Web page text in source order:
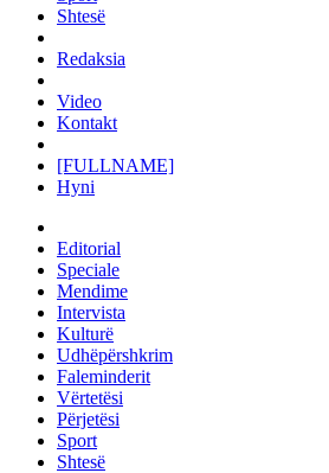
Shtesë
Redaksia
Video
Kontakt
[FULLNAME]
Hyni
Editorial
Speciale
Mendime
Intervista
Kulturë
Udhëpërshkrim
Faleminderit
Vërtetësi
Përjetësi
Sport
Shtesë